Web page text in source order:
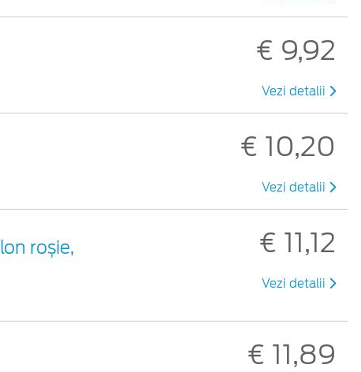
€ 9,92
Vezi detalii
€ 10,20
Vezi detalii
roșie,
€ 11,12
Vezi detalii
€ 11,89